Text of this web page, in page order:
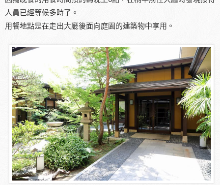
人員已經等候多時了。
用餐地點是在走出大廳後面向庭園的建築物中享用。